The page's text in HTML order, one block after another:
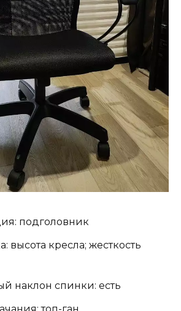
подголовник
высота кресла; жесткость
наклон спинки: есть
топ-ган